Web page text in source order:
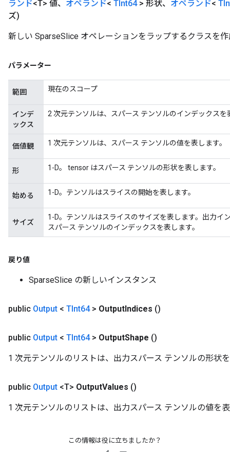
ランド<T> 値、 オペランド< TInt64> 形状、 オペランド<
ズ)
新しい SparseSlice オペレーションをラップするクラスを
パラメーター
範囲 現在のスコープ
インデ
ックス
2 次元テンソルは、スパース テンソルのインデックスを
価値観 1 次元テンソルは、スパース テンソルの値を表します。
形 1-D。 tensor はスパース テンソルの形状を表します。
始める 1-D。テンソルはスライスの開始を表します。
サイズ
1-D。テンソルはスライスのサイズを表します。出力イ
スパース テンソルのインデックスを表します。
戻り値
SparseSlice の新しいインスタンス
public Output < TInt64> OutputIndices ()
public Output < TInt64> OutputShape ()
1 次元テンソルのリストは、出力スパース テンソルの形状
public Output <T> OutputValues ()
1 次元テンソルのリストは、出力スパース テンソルの値を
この情報は役に立ちましたか？